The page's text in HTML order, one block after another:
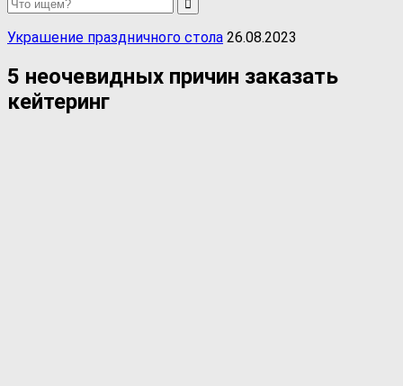
Украшение праздничного стола 26.08.2023
5 неочевидных причин заказать
кейтеринг